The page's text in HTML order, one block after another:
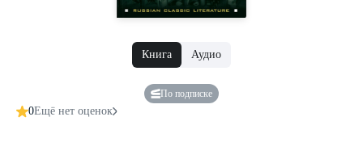
Книга Аудио
По подписке
0Ещё нет оценок